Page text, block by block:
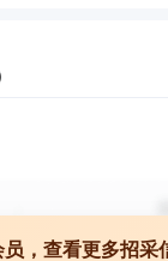
，查看更多招采